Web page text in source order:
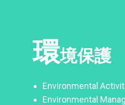
環境保護
Environmental
Environmental